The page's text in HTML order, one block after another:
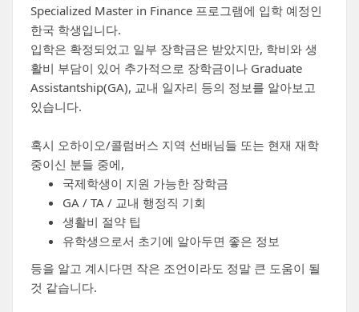
Specialized Master in Finance 프로그램에 입학 예정인
한국 학생입니다.
입학은 확정되었고 일부 장학금은 받았지만, 학비와 생
활비 부담이 있어 추가적으로 장학금이나 Graduate
Assistantship(GA), 교내 일자리 등의 정보를 알아보고
있습니다.
혹시 오하이오/콜럼버스 지역 선배님들 또는 현재 재학
중이신 분들 중에,
국제학생이 지원 가능한 장학금
GA / TA / 교내 행정직 기회
생활비 절약 팁
유학생으로서 초기에 알아두면 좋은 정보
등을 알고 계시다면 작은 조언이라도 정말 큰 도움이 될
것 같습니다.